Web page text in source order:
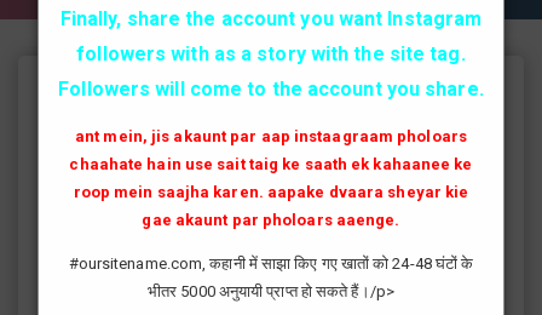
Instagram Takipçi Hilesi
instagram'da artık yüksek takipçi kasmak eskisi kadar zor değil
günümüzde bir çok kullanıcının yüksek takipçiye ulaşması ve
fenomen yolunda ilerlemesi daha da kolaylaşmıştır.instagram
fenomeni ne gibi fayda sağlar?öncelikle bir çok kişi meslek
sağlamaktadır.Sizlerde yüksek sayıda takipçiye ulaşmak
istiyorsanız sitemize giriş yaparak sizlere verilen ücretsiz
Finally, share the account you want Instagram
followers with as a story with the site tag.
Followers will come to the account you share.
ant mein, jis akaunt par aap instaagraam pholoars
chaahate hain use sait taig ke saath ek kahaanee ke
roop mein saajha karen. aapake dvaara sheyar kie
gae akaunt par pholoars aaenge.
#oursitename.com, कहानी में साझा किए गए खातों को 24-48 घंटों के
भीतर 5000 अनुयायी प्राप्त हो सकते हैं।/p>